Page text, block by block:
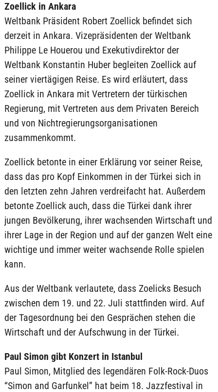
Zoellick in Ankara
Weltbank Präsident Robert Zoellick befindet sich
derzeit in Ankara. Vizepräsidenten der Weltbank
Philippe Le Houerou und Exekutivdirektor der
Weltbank Konstantin Huber begleiten Zoellick auf
seiner viertägigen Reise. Es wird erläutert, dass
Zoellick in Ankara mit Vertretern der türkischen
Regierung, mit Vertreten aus dem Privaten Bereich
und von Nichtregierungsorganisationen
zusammenkommt.
Zoellick betonte in einer Erklärung vor seiner Reise,
dass das pro Kopf Einkommen in der Türkei sich in
den letzten zehn Jahren verdreifacht hat. Außerdem
betonte Zoellick auch, dass die Türkei dank ihrer
jungen Bevölkerung, ihrer wachsenden Wirtschaft und
ihrer Lage in der Region und auf der ganzen Welt eine
wichtige und immer weiter wachsende Rolle spielen
kann.
Aus der Weltbank verlautete, dass Zoelicks Besuch
zwischen dem 19. und 22. Juli stattfinden wird. Auf
der Tagesordnung bei den Gesprächen stehen die
Wirtschaft und der Aufschwung in der Türkei.
Paul Simon gibt Konzert in Istanbul
Paul Simon, Mitglied des legendären Folk-Rock-Duos
“Simon and Garfunkel” hat beim 18. Jazzfestival in